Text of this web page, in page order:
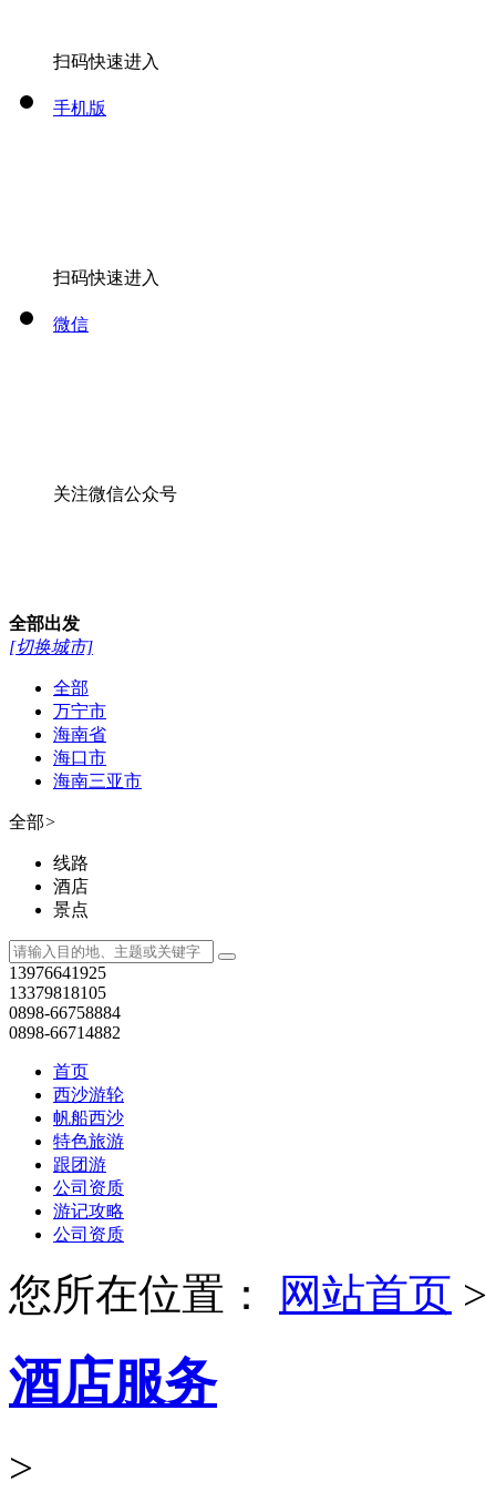
扫码快速进入
手机版
扫码快速进入
微信
关注微信公众号
全部出发
[切换城市]
全部
万宁市
海南省
海口市
海南三亚市
全部>
线路
酒店
景点
13976641925
13379818105
0898-66758884
0898-66714882
首页
西沙游轮
帆船西沙
特色旅游
跟团游
公司资质
游记攻略
公司资质
您所在位置： 网站首页 >
酒店服务
>